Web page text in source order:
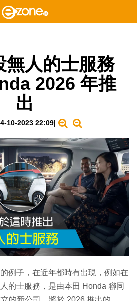
無人的士服務
2026 年推
出
10-2023 22:09|
例子，在近年都時有出現，例如在
的士服務，是由本田 Honda 聯同